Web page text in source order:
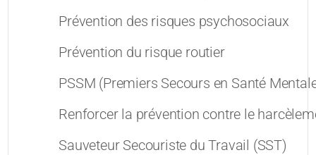
Prévention des risques psychosociaux
Prévention du risque routier
PSSM (Premiers Secours en Santé
Renforcer la prévention contre le
Sauveteur Secouriste du Travail (SST)